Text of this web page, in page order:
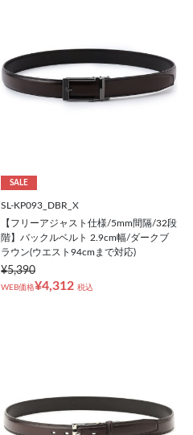
SALE
SL-KP093_DBR_X
【フリーアジャスト仕様/5mm間隔/32段
階】バックルベルト 2.9cm幅/ダークブ
ラウン(ウエスト94cmまで対応)
¥5,390
WEB価格¥4,312 税込